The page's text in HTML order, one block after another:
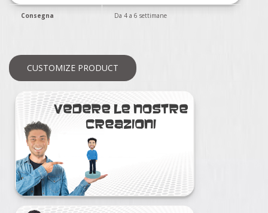
Consegna Da 4 a 6 settimane
CUSTOMIZE PRODUCT